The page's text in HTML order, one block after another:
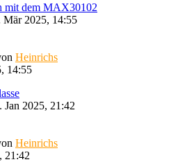
mit dem MAX30102
Mär 2025, 14:55
Heinrichs
14:55
Jan 2025, 21:42
Heinrichs
21:42